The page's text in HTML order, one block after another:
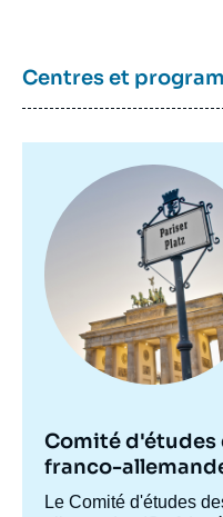
Centres et
principale
Comité d'études
franco-
Accroche
Le Comité d'études
perspectives »,
31 août 2010.
Copier